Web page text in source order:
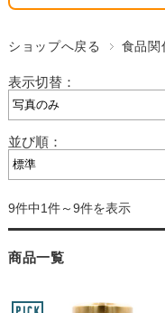
ショップへ戻る 食品関
表示切替：
並び順：
9件中1件～9件を表示
商品一覧